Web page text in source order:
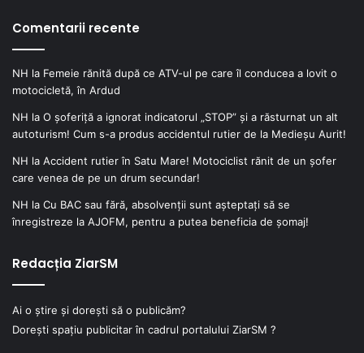
Comentarii recente
NH la Femeie rănită după ce ATV-ul pe care îl conducea a lovit o
motocicletă, în Ardud
NH la O șoferiță a ignorat indicatorul „STOP” și a răsturnat un alt
autoturism! Cum s-a produs accidentul rutier de la Medieșu Aurit!
NH la Accident rutier în Satu Mare! Motociclist rănit de un șofer
care venea de pe un drum secundar!
NH la Cu BAC sau fără, absolvenții sunt așteptați să se
înregistreze la AJOFM, pentru a putea beneficia de șomaj!
Redacția ZiarSM
Ai o știre și dorești să o publicăm?
Dorești spațiu publicitar în cadrul portalului ZiarSM ?